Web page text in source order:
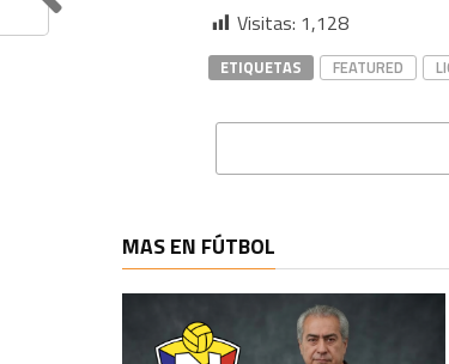
Visitas: 1,128
ETIQUETAS FEATURED
MAS EN FÚTBOL